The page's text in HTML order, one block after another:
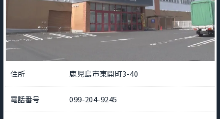
住所 鹿児島市東開町3-40
電話番号 099-204-9245